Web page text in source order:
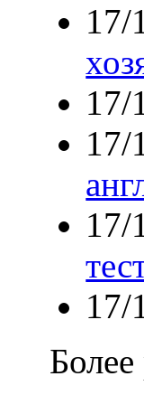
17/
17/
17/
17/
17/